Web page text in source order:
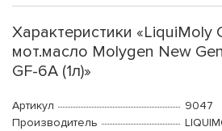
Характеристики «LiquiMoly
мот.масло Molygen New
GF-6A (1л)»
Артикул
9047
Производитель